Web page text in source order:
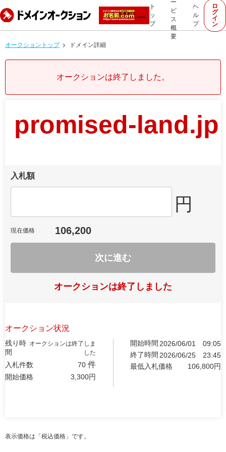
ト
ッ
プ
ー
ビ
ス
概
要
ヘ
ル
プ
ロ
グ
イ
ン
オークショントップ ドメイン詳細
オークションは終了しました。
promised-land.jp
入札額
円
現在価格 106,200
次に進む
オークションは終了しました
オークション状況
残り時
間
オークションは終了しま
した
入札件数 70 件
開始価格 3,300円
開始時間 2026/06/01
09:05
終了時間 2026/06/25
23:45
最低入札価格
106,800円
表示価格は「税込価格」です。